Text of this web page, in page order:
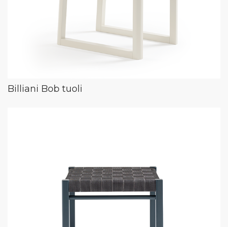
Billiani Bob tuoli